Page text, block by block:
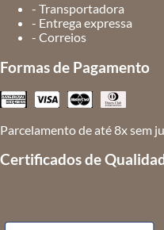
- Transportadora
- Entrega expressa
- Correios
Formas de Pagamento
Parcelamento de até 8x sem
Certificados de